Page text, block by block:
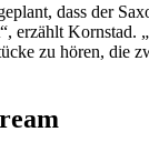
dass der
erzählt
zu hören, die